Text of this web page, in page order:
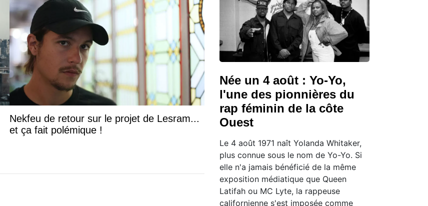
Nekfeu de retour sur le projet de Lesram...
et ça fait polémique !
Née un 4 août : Yo-Yo,
l'une des pionnières du
rap féminin de la côte
Ouest
Le 4 août 1971 naît Yolanda Whitaker,
plus connue sous le nom de Yo-Yo. Si
elle n'a jamais bénéficié de la même
exposition médiatique que Queen
Latifah ou MC Lyte, la rappeuse
californienne s'est imposée comme